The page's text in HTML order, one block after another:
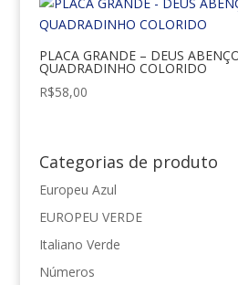
PLACA GRANDE – DEUS
QUADRADINHO COLORIDO
R$58,00
Categorias de produto
Europeu Azul
EUROPEU VERDE
Italiano Verde
Números